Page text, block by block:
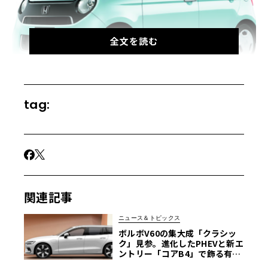
加してきたホンダNシリーズの累計販売が6月末に200万台
を突破。2015年2月に100万台を突破してから3年4カ月で倍
増となったわけだが、ここにきてN-VANも加わったことで
さらに増加ペースが早まる可能性もある。国内では軽自動
車のホンダ、となっていくのだろうか……。
全文を読む
tag:
関連記事
ニュース＆トピックス
ボルボV60の集大成「クラシッ
ク」見参。進化したPHEVと新エ
ントリー「コアB4」で飾る有終